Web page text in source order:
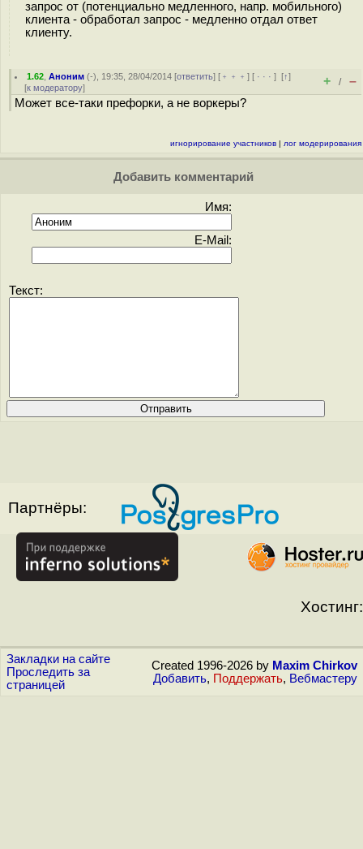
запрос от (потенциально медленного, напр. мобильного)
клиента - обработал запрос - медленно отдал ответ
клиенту.
1.62 ,Аноним (-), 19:35, 28/04/2014 [ответить] [ ﹢﹢﹢] [ · · ·][↑]
[к модератору] + / –
Может все-таки префорки, а не воркеры?
игнорирование участников | лог модерирования
Добавить комментарий
Имя:
E-Mail:
Текст:
Партнёры:
Хостинг:
Закладки на сайте
Проследить за
страницей
Created 1996-2026 by Maxim Chirkov
Добавить, Поддержать, Вебмастеру